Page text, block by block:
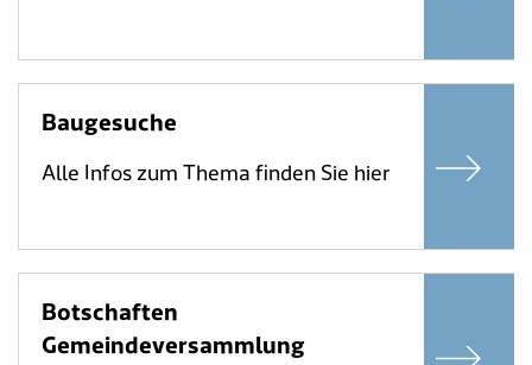
Baugesuche
Alle Infos zum Thema finden Sie hier
Botschaften
Gemeindeversammlung